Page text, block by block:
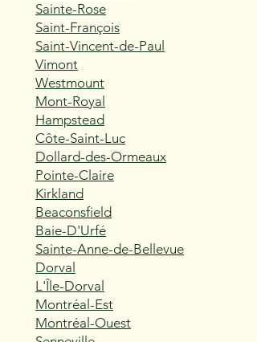
Sainte-Rose
Saint-François
Saint-Vincent-de-Paul
Vimont
Westmount
Mont-Royal
Hampstead
Côte-Saint-Luc
Dollard-des-Ormeaux
Pointe-Claire
Kirkland
Beaconsfield
Baie-D'Urfé
Sainte-Anne-de-Bellevue
Dorval
L'Île-Dorval
Montréal-Est
Montréal-Ouest